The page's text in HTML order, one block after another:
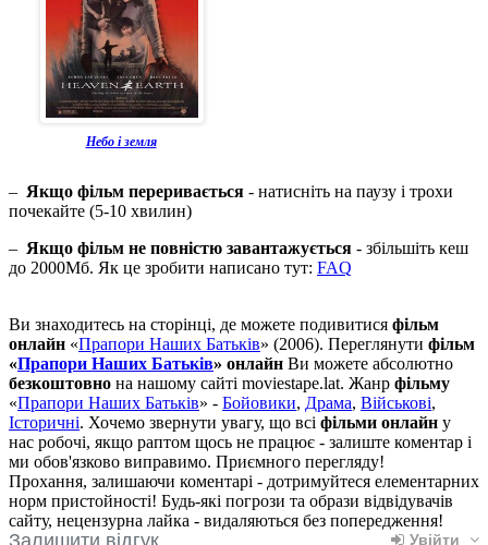
Небо і земля
– Якщо фільм переривається - натисніть на паузу і трохи
почекайте (5-10 хвилин)
– Якщо фільм не повністю завантажується - збільшіть кеш
до 2000Мб. Як це зробити написано тут: FAQ
Ви знаходитесь на сторінці, де можете подивитися фільм
онлайн «Прапори Наших Батьків» (2006). Переглянути фільм
«Прапори Наших Батьків» онлайн Ви можете абсолютно
безкоштовно на нашому сайті moviestape.lat. Жанр фільму
«Прапори Наших Батьків» - Бойовики, Драма, Військові,
Історичні. Хочемо звернути увагу, що всі фільми онлайн у
нас робочі, якщо раптом щось не працює - залиште коментар і
ми обов'язково виправимо. Приємного перегляду!
Прохання, залишаючи коментарі - дотримуйтеся елементарних
норм пристойності! Будь-які погрози та образи відвідувачів
сайту, нецензурна лайка - видаляються без попередження!